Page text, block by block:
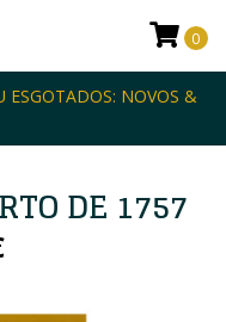
ESGOTADOS: NOVOS &
0
DE 1757